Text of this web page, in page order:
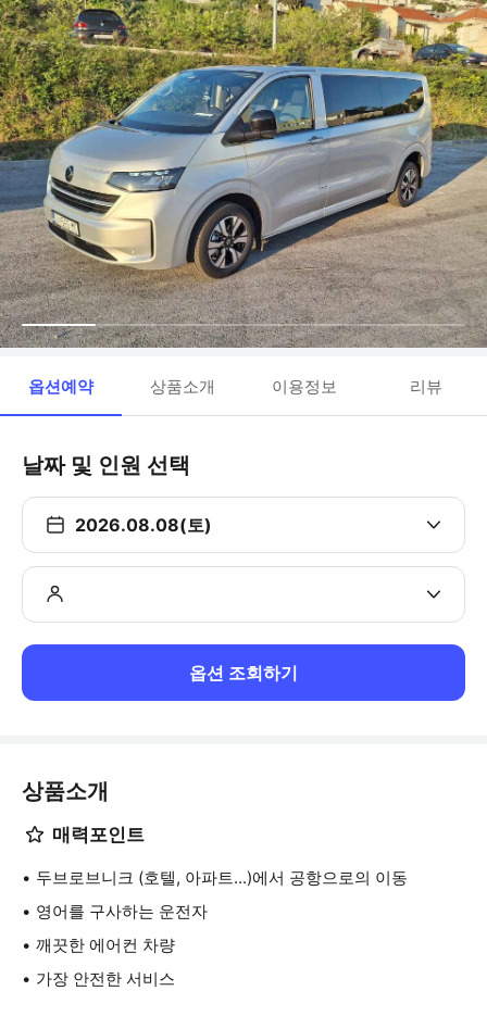
옵션예약 상품소개 이용정보 리뷰
날짜 및 인원 선택
2026.08.08(토)
옵션 조회하기
상품소개
매력포인트
두브로브니크 (호텔, 아파트...)에서 공항으로의 이동
영어를 구사하는 운전자
깨끗한 에어컨 차량
가장 안전한 서비스